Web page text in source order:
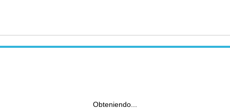
Obteniendo...